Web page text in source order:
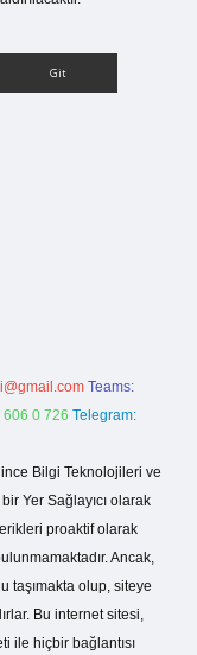
Teams:
0 726 Telegram:
Bilgi Teknolojileri ve
Yer Sağlayıcı olarak
proaktif olarak
Ancak,
taşımakta olup, siteye
Bu internet sitesi,
ile hiçbir bağlantısı